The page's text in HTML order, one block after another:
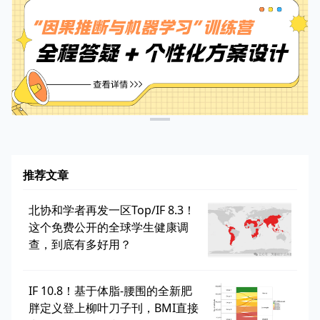
推荐文章
北协和学者再发一区Top/IF 8.3！
这个免费公开的全球学生健康调
查，到底有多好用？
IF 10.8！基于体脂-腰围的全新肥
胖定义登上柳叶刀子刊，BMI直接